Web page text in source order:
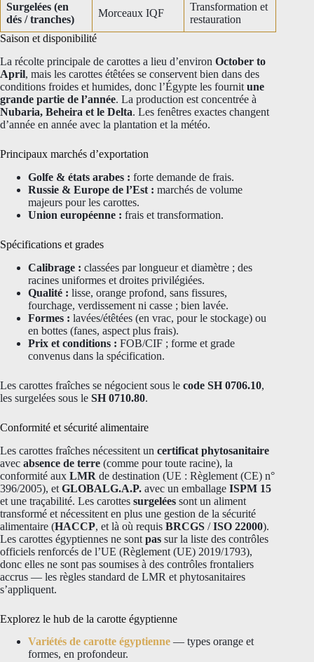
Surgelées (en
dés / tranches)
Morceaux IQF
Transformation et
restauration
Saison et disponibilité
La récolte principale de carottes a lieu d’environ October to
April, mais les carottes étêtées se conservent bien dans des
conditions froides et humides, donc l’Égypte les fournit une
grande partie de l’année. La production est concentrée à
Nubaria, Beheira et le Delta. Les fenêtres exactes changent
d’année en année avec la plantation et la météo.
Principaux marchés d’exportation
Golfe & états arabes : forte demande de frais.
Russie & Europe de l’Est : marchés de volume
majeurs pour les carottes.
Union européenne : frais et transformation.
Spécifications et grades
Calibrage : classées par longueur et diamètre ; des
racines uniformes et droites privilégiées.
Qualité : lisse, orange profond, sans fissures,
fourchage, verdissement ni casse ; bien lavée.
Formes : lavées/étêtées (en vrac, pour le stockage) ou
en bottes (fanes, aspect plus frais).
Prix et conditions : FOB/CIF ; forme et grade
convenus dans la spécification.
Les carottes fraîches se négocient sous le code SH 0706.10,
les surgelées sous le SH 0710.80.
Conformité et sécurité alimentaire
Les carottes fraîches nécessitent un certificat phytosanitaire
avec absence de terre (comme pour toute racine), la
conformité aux LMR de destination (UE : Règlement (CE) n°
396/2005), et GLOBALG.A.P. avec un emballage ISPM 15
et une traçabilité. Les carottes surgelées sont un aliment
transformé et nécessitent en plus une gestion de la sécurité
alimentaire (HACCP, et là où requis BRCGS /ISO 22000).
Les carottes égyptiennes ne sont pas sur la liste des contrôles
officiels renforcés de l’UE (Règlement (UE) 2019/1793),
donc elles ne sont pas soumises à des contrôles frontaliers
accrus — les règles standard de LMR et phytosanitaires
s’appliquent.
Explorez le hub de la carotte égyptienne
Variétés de carotte égyptienne — types orange et
formes, en profondeur.